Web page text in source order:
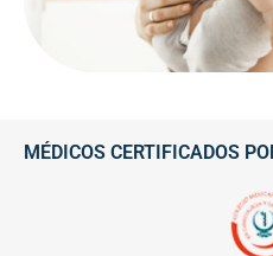
MÉDICOS CERTIFICADOS